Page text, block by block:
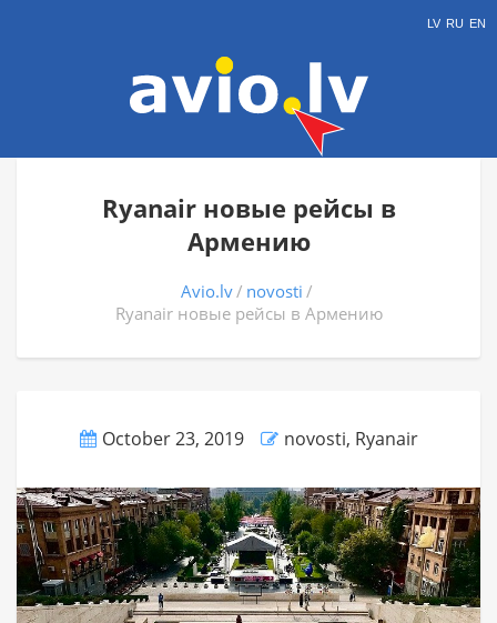
LV RU EN
Ryanair новые рейсы в
Армению
Avio.lv
novosti
Ryanair новые рейсы в Армению
October 23, 2019 novosti, Ryanair